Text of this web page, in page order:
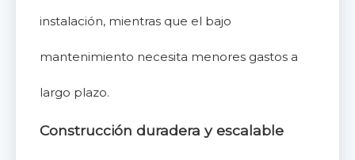
instalación, mientras que el bajo
mantenimiento necesita menores gastos a
largo plazo.
Construcción duradera y escalable